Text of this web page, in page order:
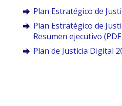
Plan Estratégico de
Plan Estratégico de
Resumen ejecutivo
Plan de Justicia Digital